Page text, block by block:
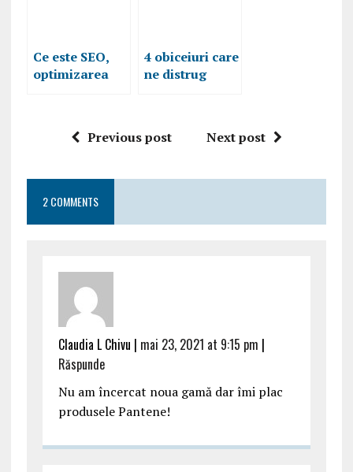
Ce este SEO,
optimizarea
4 obiceiuri care
ne distrug
Previous post
Next post
2 COMMENTS
Claudia L Chivu | mai 23, 2021 at 9:15 pm |
Răspunde
Nu am încercat noua gamă dar îmi plac
produsele Pantene!